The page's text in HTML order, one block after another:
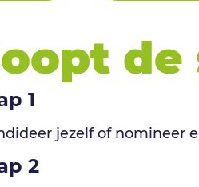
de
1
jezelf of nomineer
2